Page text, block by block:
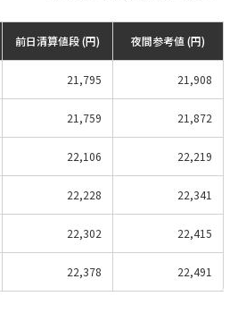
前日清算値段 (円) 夜間参考値 (円)
21,795 21,908
21,759 21,872
22,106 22,219
22,228 22,341
22,302 22,415
22,378 22,491